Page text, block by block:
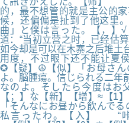
的，最不想管的就是主公的
候，还偏偏是扯到了他这里
曲」と僕は言った。【，
道：“当初立营之时，已经估
如今却是可以在木寨之后堆土
用度，不过眼下还不能让夏
✪【疑】☮【似】「お母さん
よ。脳腫瘍。信じられる二年
なのよ。そしたら今度はお
【；】な【新】【增】≈【1
「そんなにお昼から飲んで
私言ったわ。【入】 “咔